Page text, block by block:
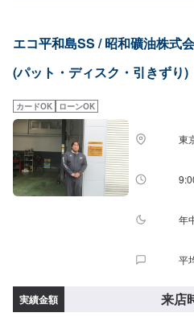
エコ平和島SS / 昭和礦油株式
(パット・ディスク・引きずり)
カードOK ローンOK
東
年
平
実績金額 来店